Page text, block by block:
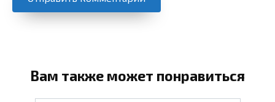
Вам также может понравиться